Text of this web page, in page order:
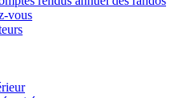
vous